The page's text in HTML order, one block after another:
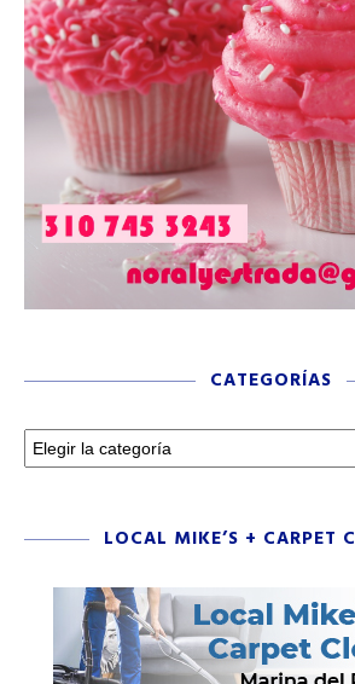
CATEGORÍAS
LOCAL MIKE’S + CARPET